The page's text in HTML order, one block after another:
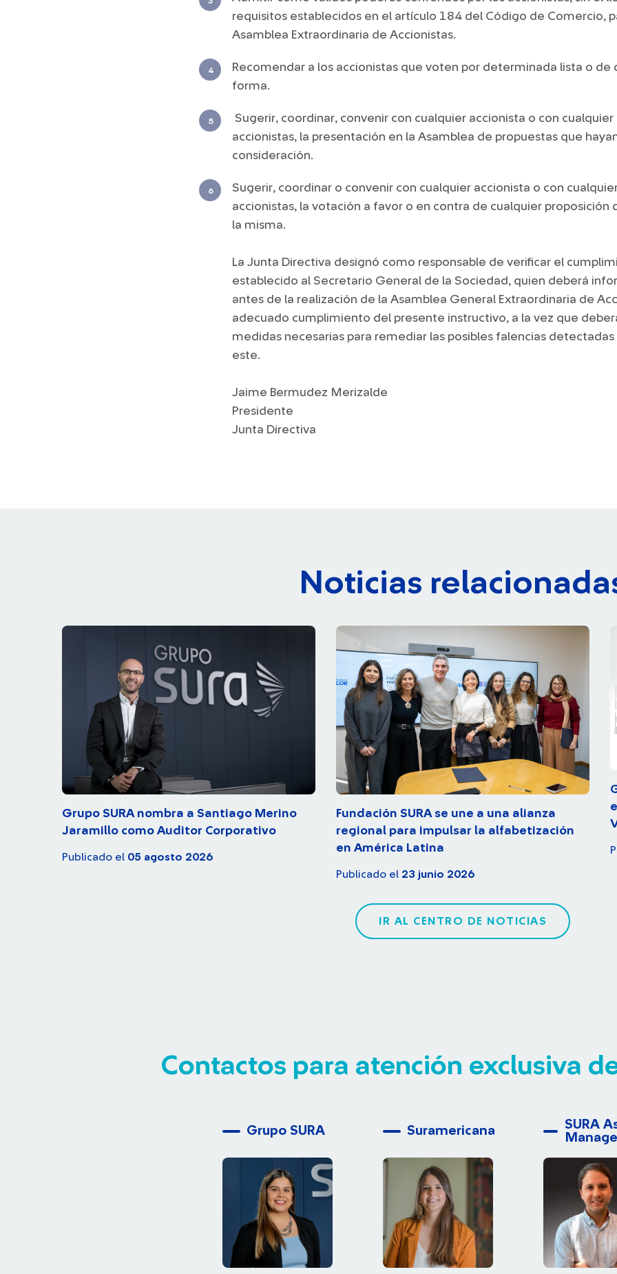
requisitos establecidos en el artículo 184 del Código de Comercio,
Asamblea Extraordinaria de Accionistas.
Recomendar a los accionistas que voten por determinada lista o
forma.
Sugerir, coordinar, convenir con cualquier accionista o con
accionistas, la presentación en la Asamblea de propuestas que
consideración.
Sugerir, coordinar o convenir con cualquier accionista o con
accionistas, la votación a favor o en contra de cualquier proposición
la misma.
La Junta Directiva designó como responsable de verificar el
establecido al Secretario General de la Sociedad, quien deberá
antes de la realización de la Asamblea General Extraordinaria de
adecuado cumplimiento del presente instructivo, a la vez que
medidas necesarias para remediar las posibles falencias
este.
Jaime Bermudez Merizalde
Presidente
Junta Directiva
Noticias
Grupo SURA nombra a Santiago Merino
Jaramillo como Auditor Corporativo
Publicado el 05 agosto 2026
Fundación SURA se une a una alianza
regional para impulsar la alfabetización
en América Latina
Publicado el 23 junio 2026
IR AL CENTRO DE NOTICIAS
Contactos para atención exclusiva
Grupo SURA Suramericana
SURA